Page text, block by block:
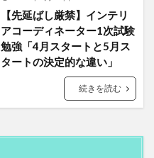
【先延ばし厳禁】インテリ
アコーディネーター1次試験
勉強「4月スタートと5月ス
タートの決定的な違い」
続きを読む